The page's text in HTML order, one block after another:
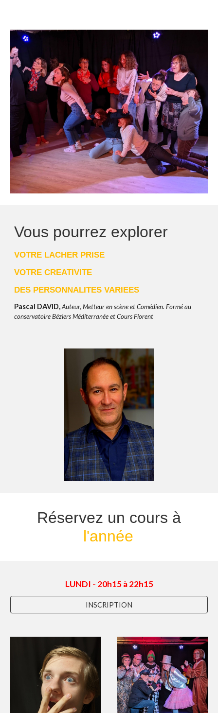
Vous pourrez explorer
VOTRE LACHER PRISE
VOTRE CREATIVITE
DES PERSONNALITES VARIEES
Pascal DAVID,Auteur, Metteur en scène et Comédien. Formé au
conservatoire Béziers Méditerranée et Cours Florent
Réservez un cours à
l'année
LUNDI - 20h15 à 22h15
INSCRIPTION